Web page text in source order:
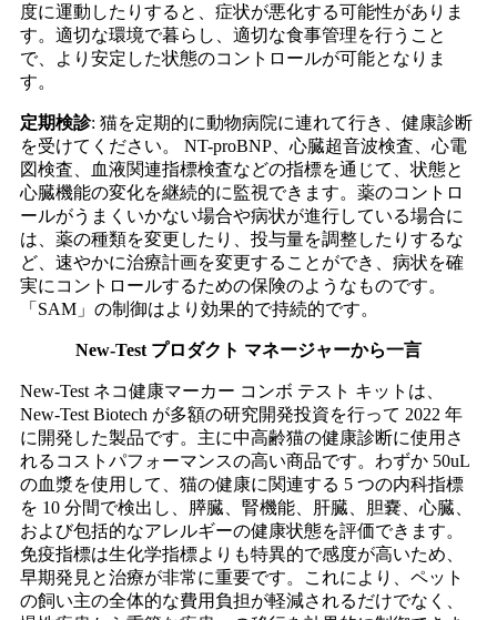
度に運動したりすると、症状が悪化する可能性がありま
す。適切な環境で暮らし、適切な食事管理を行うこと
で、より安定した状態のコントロールが可能となりま
す。
定期検診: 猫を定期的に動物病院に連れて行き、健康診断
を受けてください。 NT-proBNP、心臓超音波検査、心電
図検査、血液関連指標検査などの指標を通じて、状態と
心臓機能の変化を継続的に監視できます。薬のコントロ
ールがうまくいかない場合や病状が進行している場合に
は、薬の種類を変更したり、投与量を調整したりするな
ど、速やかに治療計画を変更することができ、病状を確
実にコントロールするための保険のようなものです。
「SAM」の制御はより効果的で持続的です。
New-Test プロダクト マネージャーから一言
New-Test ネコ健康マーカー コンボ テスト キットは、
New-Test Biotech が多額の研究開発投資を行って 2022 年
に開発した製品です。主に中高齢猫の健康診断に使用さ
れるコストパフォーマンスの高い商品です。わずか 50uL
の血漿を使用して、猫の健康に関連する 5 つの内科指標
を 10 分間で検出し、膵臓、腎機能、肝臓、胆嚢、心臓、
および包括的なアレルギーの健康状態を評価できます。
免疫指標は生化学指標よりも特異的で感度が高いため、
早期発見と治療が非常に重要です。これにより、ペット
の飼い主の全体的な費用負担が軽減されるだけでなく、